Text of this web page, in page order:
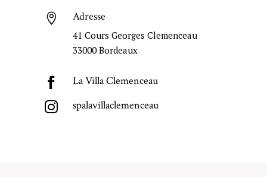
 Adresse
41 Cours Georges Clemenceau
33000 Bordeaux
 La Villa Clemenceau
 spalavillaclemenceau